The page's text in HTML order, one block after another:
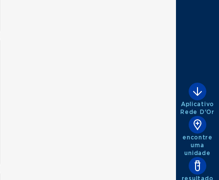
Aplicativo
Rede D'Or
encontre
uma
unidade
resultado